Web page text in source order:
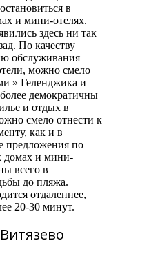
в
и мини-отелях.
здесь ни так
По качеству
обслуживания
можно смело
» Геленджика и
демократичны
и отдых в
смело отнести к
как и в
предложения по
домах и мини-
всего в
до пляжа.
отдаленнее,
20-30 минут.